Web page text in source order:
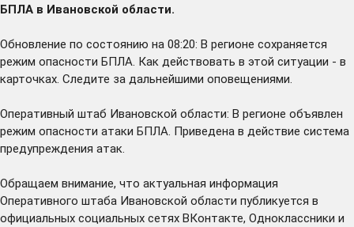
БПЛА в Ивановской области.
Обновление по состоянию на 08:20: В регионе сохраняется
режим опасности БПЛА. Как действовать в этой ситуации - в
карточках. Следите за дальнейшими оповещениями.
Оперативный штаб Ивановской области: В регионе объявлен
режим опасности атаки БПЛА. Приведена в действие система
предупреждения атак.
Обращаем внимание, что актуальная информация
Оперативного штаба Ивановской области публикуется в
официальных социальных сетях ВКонтакте, Одноклассники и